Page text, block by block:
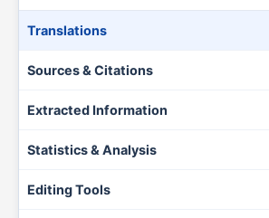
Translations
Sources & Citations
Extracted Information
Statistics & Analysis
Editing Tools